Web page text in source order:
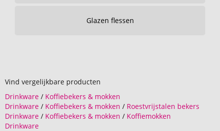
Glazen flessen
Vind vergelijkbare producten
Drinkware / Koffiebekers & mokken
Drinkware / Koffiebekers & mokken / Roestvrijstalen bekers
Drinkware / Koffiebekers & mokken / Koffiemokken
Drinkware